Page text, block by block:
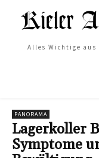
Alles Wichtige
PANORAMA
Lagerkoller
Symptome